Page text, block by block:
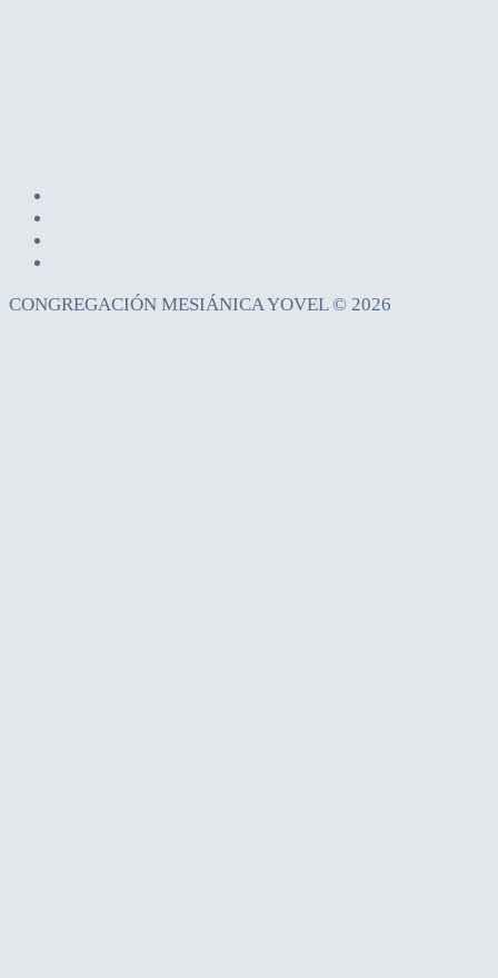
CONGREGACIÓN MESIÁNICA YOVEL © 2026